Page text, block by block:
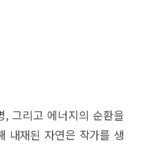
그리고 에너지의 순환을
내재된 자연은 작가를 생